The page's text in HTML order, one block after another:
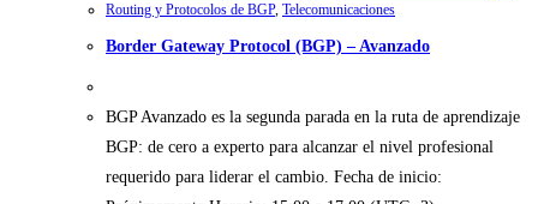
Routing y Protocolos de BGP, Telecomunicaciones
Border Gateway Protocol (BGP) – Avanzado
BGP Avanzado es la segunda parada en la ruta de aprendizaje
BGP: de cero a experto para alcanzar el nivel profesional
requerido para liderar el cambio. Fecha de inicio: